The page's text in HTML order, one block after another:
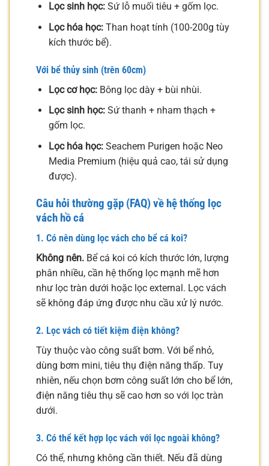
Lọc sinh học:Sứ lỗ muối tiêu + gốm lọc.
Lọc hóa học:Than hoạt tính (100-200g tùy
kích thước bể).
Với bể thủy sinh (trên 60cm)
Lọc cơ học:Bông lọc dày + bùi nhùi.
Lọc sinh học:Sứ thanh + nham thạch +
gốm lọc.
Lọc hóa học:Seachem Purigen hoặc Neo
Media Premium (hiệu quả cao, tái sử dụng
được).
Câu hỏi thường gặp (FAQ) về hệ thống lọc
vách hồ cá
1. Có nên dùng lọc vách cho bể cá koi?
Không nên. Bể cá koi có kích thước lớn, lượng
phân nhiều, cần hệ thống lọc mạnh mẽ hơn
như lọc tràn dưới hoặc lọc external. Lọc vách
sẽ không đáp ứng được nhu cầu xử lý nước.
2. Lọc vách có tiết kiệm điện không?
Tùy thuộc vào công suất bơm. Với bể nhỏ,
dùng bơm mini, tiêu thụ điện năng thấp. Tuy
nhiên, nếu chọn bơm công suất lớn cho bể lớn,
điện năng tiêu thụ sẽ cao hơn so với lọc tràn
dưới.
3. Có thể kết hợp lọc vách với lọc ngoài không?
Có thể, nhưng không cần thiết. Nếu đã dùng